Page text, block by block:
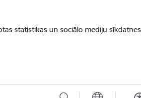
statistikas un sociālo mediju